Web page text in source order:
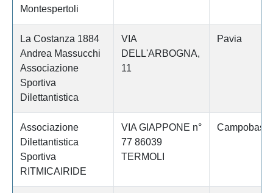
Montespertoli
La Costanza 1884
Andrea Massucchi
Associazione
Sportiva
Dilettantistica
VIA
DELL'ARBOGNA,
11
Pavia
Associazione
Dilettantistica
Sportiva
RITMICAIRIDE
VIA GIAPPONE n°
77 86039
TERMOLI